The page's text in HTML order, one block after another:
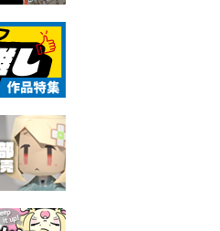
クロネコメール便（仮）
MONUMENT